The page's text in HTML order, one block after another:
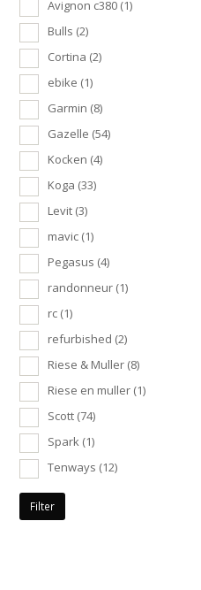
Avignon c380 (1)
Bulls (2)
Cortina (2)
ebike (1)
Garmin (8)
Gazelle (54)
Kocken (4)
Koga (33)
Levit (3)
mavic (1)
Pegasus (4)
randonneur (1)
rc (1)
refurbished (2)
Riese & Muller (8)
Riese en muller (1)
Scott (74)
Spark (1)
Tenways (12)
Filter